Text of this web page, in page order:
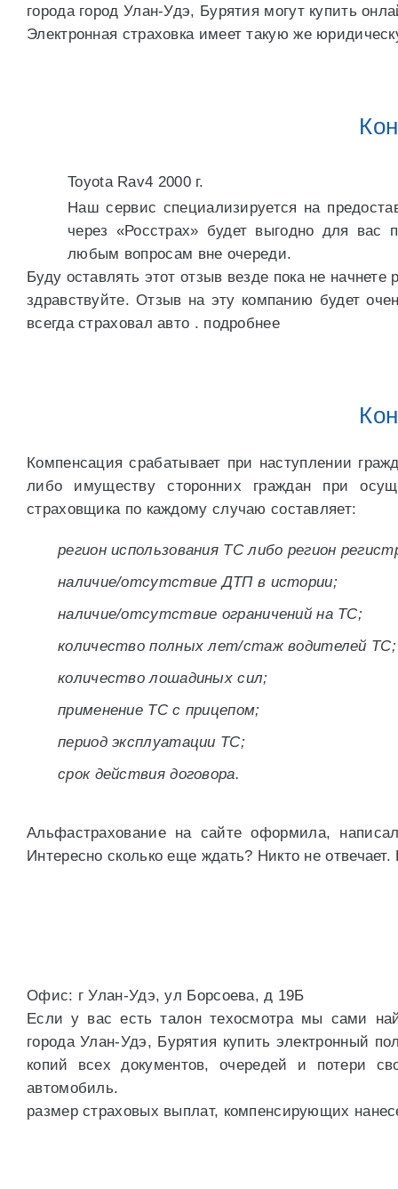
города город Улан-Удэ, Бурятия могут купить
Электронная страховка имеет такую же
Toyota Rav4 2000 г.
Наш сервис специализируется на
через «Росстрах» будет выгодно для
любым вопросам вне очереди.
Буду оставлять этот отзыв везде пока не начнете
здравствуйте. Отзыв на эту компанию будет
всегда страховал авто . подробнее
Компенсация срабатывает при наступлении
либо имуществу сторонних граждан при
страховщика по каждому случаю составляет:
регион использования ТС либо регион
наличие/отсутствие ДТП в истории;
наличие/отсутствие ограничений на ТС;
количество полных лет/стаж водителей ТС;
количество лошадиных сил;
применение ТС с прицепом;
период эксплуатации ТС;
срок действия договора.
Альфастрахование на сайте оформила,
Интересно сколько еще ждать? Никто не
Офис: г Улан-Удэ, ул Борсоева, д 19Б
Если у вас есть талон техосмотра мы сами
города Улан-Удэ, Бурятия купить электронный
копий всех документов, очередей и потери
автомобиль.
размер страховых выплат, компенсирующих